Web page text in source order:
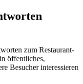
zum Restaurant-
öffentliches,
Besucher interessieren